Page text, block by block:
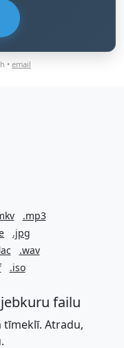
•email
.mp3
.jpg
.wav
.iso
failu
tīmeklī. Atradu,